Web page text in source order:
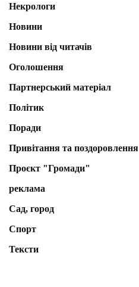
Некрологи
Новини
Новини від читачів
Оголошення
Партнерський матеріал
Політик
Поради
Привітання та поздоровлення
Проєкт "Громади"
реклама
Сад, город
Спорт
Тексти